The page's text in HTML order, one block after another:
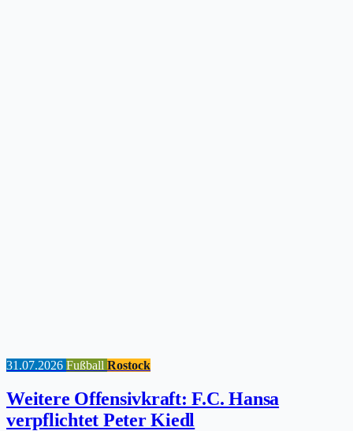
31.07.2026 Fußball Rostock
Weitere Offensivkraft: F.C. Hansa
verpflichtet Peter Kiedl